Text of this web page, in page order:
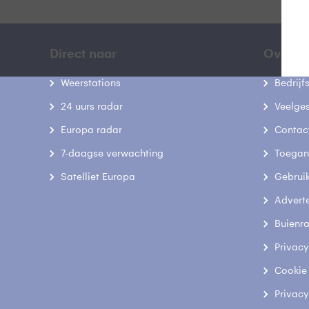
Direct naar
Weerstations
24 uurs radar
Europa radar
7-daagse verwachting
Satelliet Europa
Over